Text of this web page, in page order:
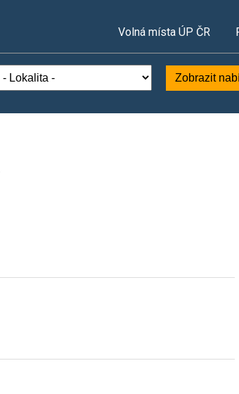
Volná místa ÚP ČR
Zobrazit